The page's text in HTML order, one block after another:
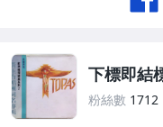
下標即結
粉絲數 1712